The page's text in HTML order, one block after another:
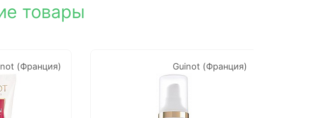
товары
(Франция) Guinot (Франция)